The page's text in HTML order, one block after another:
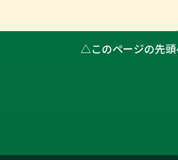
△このページの先頭